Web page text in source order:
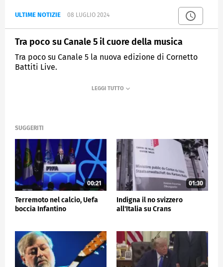
ULTIME NOTIZIE 08 LUGLIO 2024
Tra poco su Canale 5 il cuore della musica
Tra poco su Canale 5 la nuova edizione di Cornetto
Battiti Live.
SUGGERITI
00:21
Terremoto nel calcio, Uefa
boccia Infantino
01:30
Indigna il no svizzero
all'Italia su Crans